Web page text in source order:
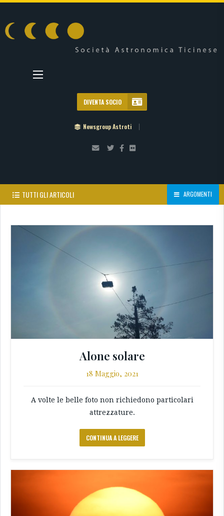
DIVENTA SOCIO
Newsgroup Astroti
TUTTI GLI ARTICOLI ARGOMENTI
Alone solare
18 Maggio, 2021
A volte le belle foto non richiedono particolari
attrezzature.
CONTINUA A LEGGERE